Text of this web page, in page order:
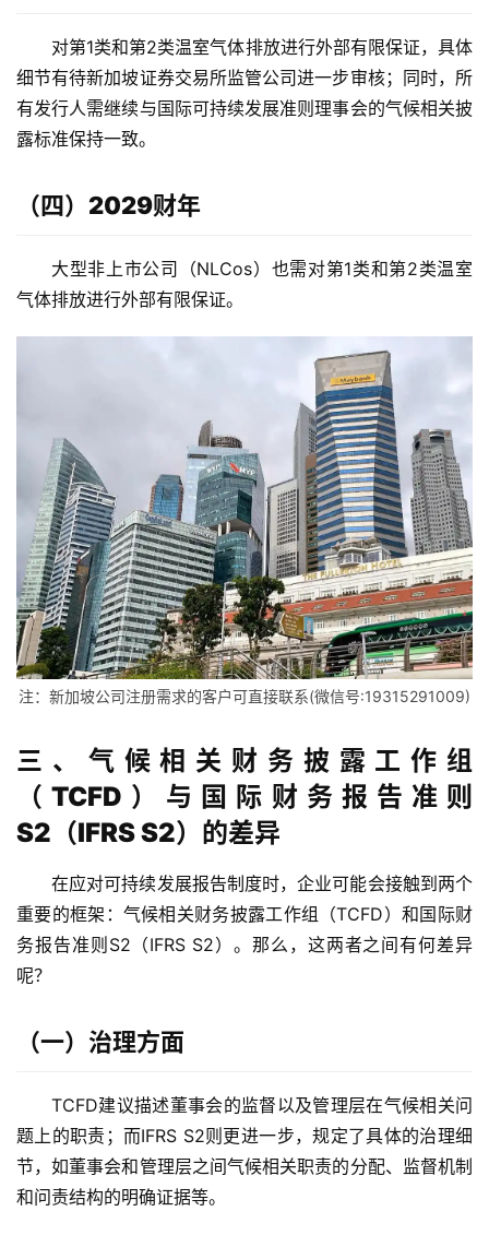
对第1类和第2类温室气体排放进行外部有限保证，具体
细节有待新加坡证券交易所监管公司进一步审核；同时，所
有发行人需继续与国际可持续发展准则理事会的气候相关披
露标准保持一致。
（四）2029财年
大型非上市公司（NLCos）也需对第1类和第2类温室
气体排放进行外部有限保证。
注：新加坡公司注册需求的客户可直接联系(微信号:19315291009)
三、气候相关财务披露工作组
（TCFD）与国际财务报告准则
S2（IFRS S2）的差异
在应对可持续发展报告制度时，企业可能会接触到两个
重要的框架：气候相关财务披露工作组（TCFD）和国际财
务报告准则S2（IFRS S2）。那么，这两者之间有何差异
呢？
（一）治理方面
TCFD建议描述董事会的监督以及管理层在气候相关问
题上的职责；而IFRS S2则更进一步，规定了具体的治理细
节，如董事会和管理层之间气候相关职责的分配、监督机制
和问责结构的明确证据等。